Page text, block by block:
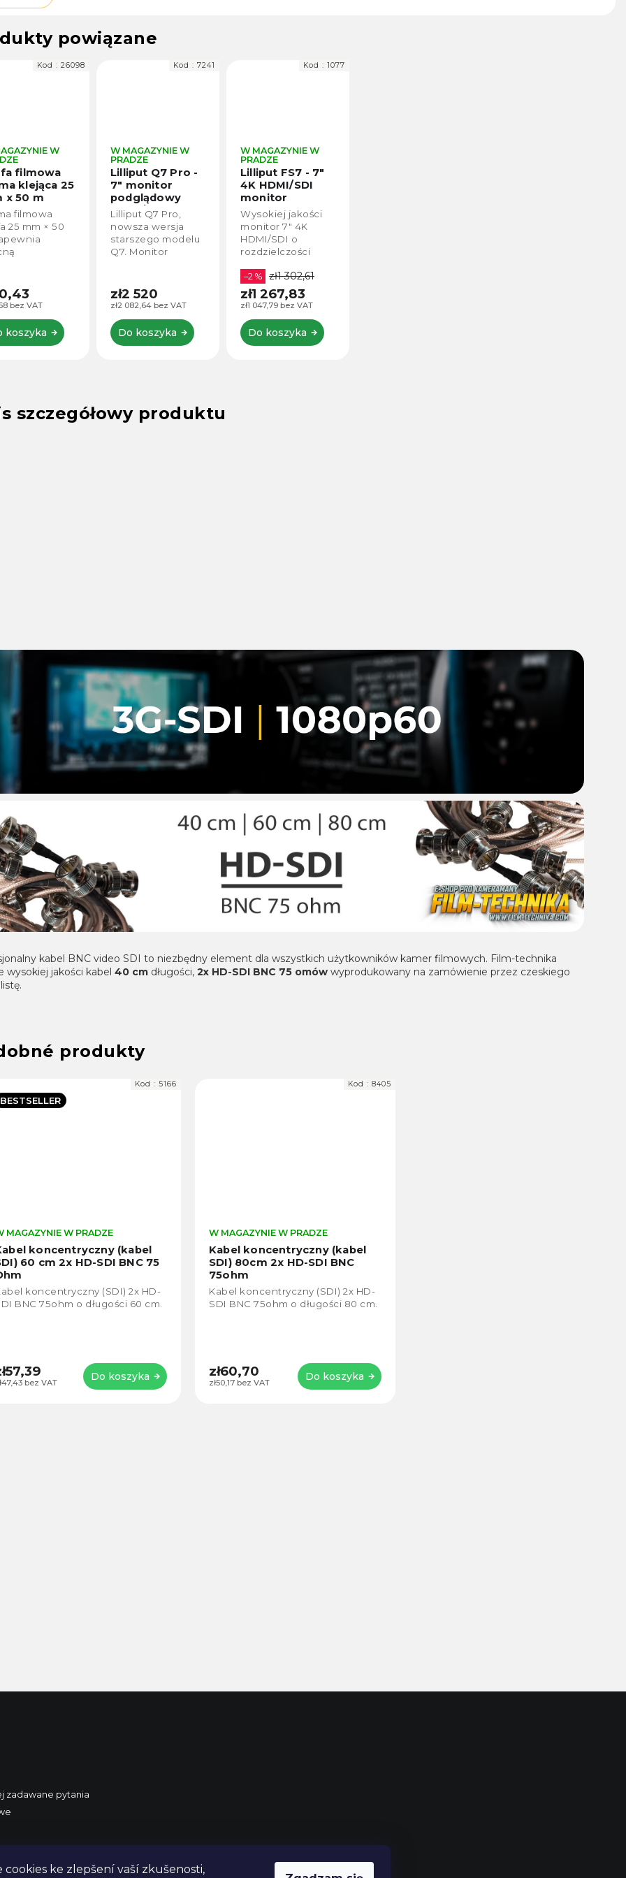
cookies ke zlepšení vaší zkušenosti,
powiązane
filmowa
klejąca 25
x 50 m
W
bez VAT
koszyka
filmowa
25 mm × 50
po
Kod : 26098
Lilliput Q7 Pro -
7" monitor
podglądowy
HDMI/3G-SDI
W MAGAZYNIE W
PRADZE
zł2 082,64 bez VAT
zł2 520
Do koszyka
Lilliput Q7 Pro,
nowsza wersja
starszego modelu
Q7. Monitor
1920x1200, wejścia
i wyjścia
obsługa 4K.
Kod : 7241
Lilliput FS7 - 7"
4K HDMI/SDI
monitor
podglądowy o
rozdzielczości
1920x1200
Baterie a
W MAGAZYNIE W
PRADZE
zł1 047,79 bez VAT
–2 % zł1 302,61
zł1 267,83
Do koszyka
Wysokiej jakości
monitor 7" 4K
HDMI/SDI o
rozdzielczości
Kod : 1077
szczegółowy produktu
kabel BNC video SDI to niezbędny element dla wszystkich użytkowników kamer filmowych. Film-technika
wysokiej jakości kabel 40 cm długości, 2x HD-SDI BNC 75 omów wyprodukowany na zamówienie przez czeskiego
BESTSELLER
koncentryczny (kabel
60 cm 2x HD-SDI BNC 75
MAGAZYNIE W PRADZE
bez VAT Do koszyka
koncentryczny (SDI) 2x HD-
BNC 75ohm o długości 60 cm.
Kod : 5166
Kabel koncentryczny (kabel
SDI) 80cm 2x HD-SDI BNC
75ohm
W MAGAZYNIE W PRADZE
zł50,17 bez VAT
zł60,70 Do koszyka
Kabel koncentryczny (SDI) 2x HD-
SDI BNC 75ohm o długości 80 cm.
Kod : 8405
zadawane pytania
Polski